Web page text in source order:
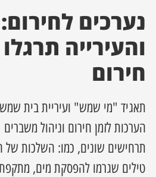
מסע מלחמה
השבוע
מקומית
עסקים
נערכים
והעירייה
חירום
תאגיד "מי שמש" ועיריית בית שמש
הערכות לזמן חירום וניהול
תרחישים שונים, כמו: השלכות
טילים שגרמו להפסקת מים,